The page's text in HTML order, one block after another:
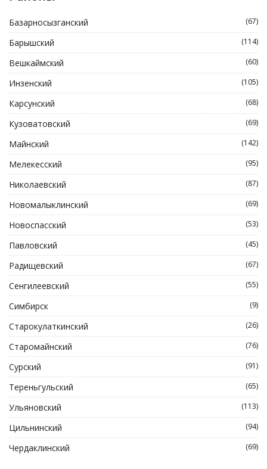
Базарносызганский (67)
Барышский (114)
Вешкаймский (60)
Инзенский (105)
Карсунский (68)
Кузоватовский (69)
Майнский (142)
Мелекесский (95)
Николаевский (87)
Новомалыклинский (69)
Новоспасский (53)
Павловский (45)
Радищевский (67)
Сенгилеевский (55)
Симбирск (9)
Старокулаткинский (26)
Старомайнский (76)
Сурский (91)
Тереньгульский (65)
Ульяновский (113)
Цильнинский (94)
Чердаклинский (69)